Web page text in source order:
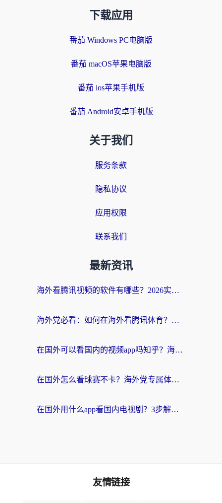
下载应用
番茄 Windows PC电脑版
番茄 macOS苹果电脑版
番茄 ios苹果手机版
番茄 Android安卓手机版
关于我们
服务条款
隐私协议
应用权限
联系我们
最新资讯
海外看腾讯视频的软件有哪些？2026实测有效，留学生都在用的回国加速器指南
海外党必看：如何在海外看腾讯体育？解决赛事直播地区限制的终极指南
在国外可以看国内的视频app吗知乎？海外党亲测有效的追剧加速方案
在国外怎么看球赛不卡？海外党专属体育直播自由指南
在国外用什么app看国内电视剧？3步解决版权限制+卡顿难题
友情链接